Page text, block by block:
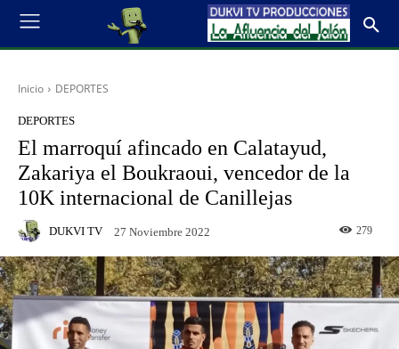
Inicio DEPORTES
DEPORTES
El marroquí afincado en Calatayud,
Zakariya el Boukraoui, vencedor de la
10K internacional de Canillejas
DUKVI TV 27 Noviembre 2022 279